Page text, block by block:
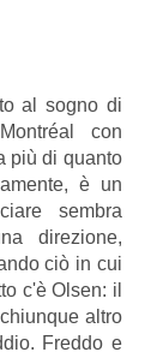
al sogno di
con
più di quanto
è un
sembra
direzione,
ciò in cui
c'è Olsen: il
altro
Freddo e